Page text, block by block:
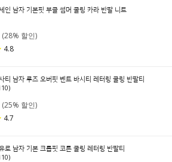
인 남자 기본핏 부클 썸머 쿨링 카라 반팔 니트
(28% 할인)
4.8
티 남자 루즈 오버핏 벤트 바시티 레터링 쿨링 반팔티
(25% 할인)
4.7
로 남자 기본 크롭핏 코튼 쿨링 레터링 반팔티